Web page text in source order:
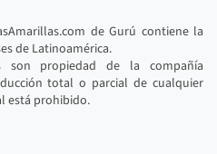
de Gurú contiene la
de Latinoamérica.
son propiedad de la compañía
total o parcial de cualquier
está prohibido.